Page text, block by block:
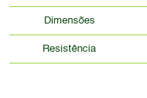
Dimensões
Resistência